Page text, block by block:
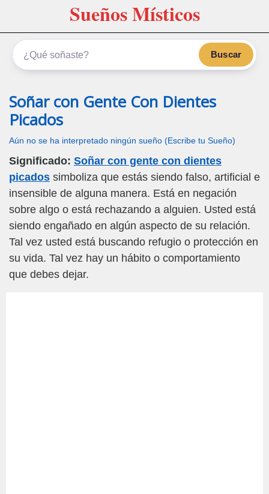
Sueños Místicos
Buscar
Soñar con Gente Con Dientes
Picados
Aún no se ha interpretado ningún sueño (Escribe tu Sueño)
Significado: Soñar con gente con dientes
picados simboliza que estás siendo falso, artificial e
insensible de alguna manera. Está en negación
sobre algo o está rechazando a alguien. Usted está
siendo engañado en algún aspecto de su relación.
Tal vez usted está buscando refugio o protección en
su vida. Tal vez hay un hábito o comportamiento
que debes dejar.